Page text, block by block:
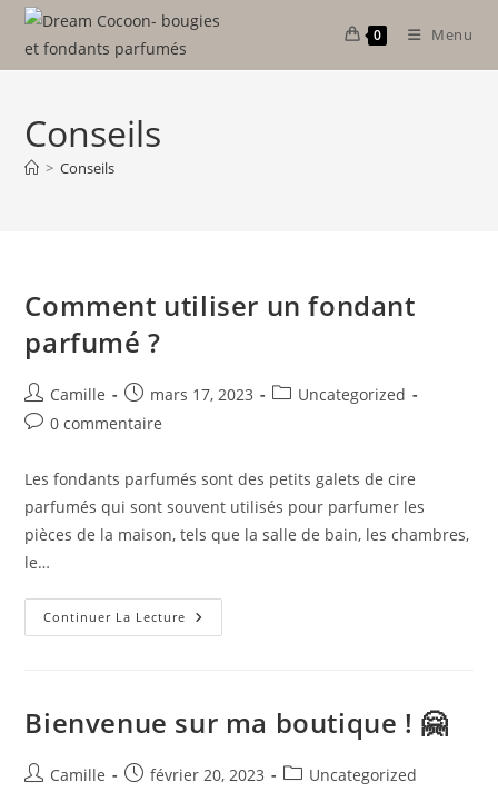
Skip
content
0 Menu
Conseils
> Conseils
Comment utiliser un fondant
parfumé ?
Auteur/autrice
de
Camille
Publication
publiée :
mars 17, 2023
PostUncategorized
Commentaires
la
publication :
0 commentaire
Les fondants parfumés sont des petits galets de cire
parfumés qui sont souvent utilisés pour parfumer les
pièces de la maison, tels que la salle de bain, les chambres,
le…
Continuer La Lecture Comment
Utiliser
Bienvenue sur ma boutique ! 🤗
Auteur/autrice
Camille
Publication
février 20, 2023
PostUncategorized